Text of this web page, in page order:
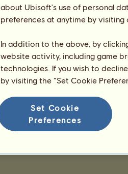
about Ubisoft's use of personal
preferences at anytime by
In addition to the above, by
website activity, including game
technologies. If you wish to
by visiting the “Set Cookie
Set Cookie
Preferences